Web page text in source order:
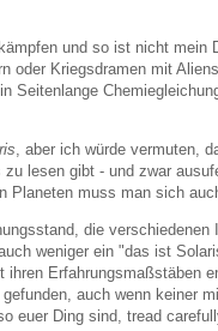
und so ist nicht mein
oder Kriegsdramen mit
Seitenlange
, aber ich würde vermuten,
lesen gibt - und zwar
muss man sich
die verschiedenen
weniger ein "das ist
Erfahrungsmaßstäben
auch wenn keiner
euer Ding sind, tread